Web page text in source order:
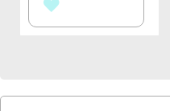
WUNSCHLISTE